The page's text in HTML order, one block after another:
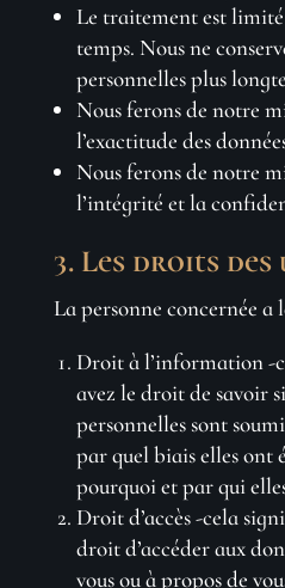
Le traitement est
temps. Nous ne
personnelles plus
Nous ferons de notre
l’exactitude des
Nous ferons de notre
l’intégrité et la
3. Les droits
La personne concernée a
Droit à l’information -
avez le droit de savoir
personnelles sont
par quel biais elles ont
pourquoi et par qui
Droit d’accès -cela
droit d’accéder aux
vous ou à propos de